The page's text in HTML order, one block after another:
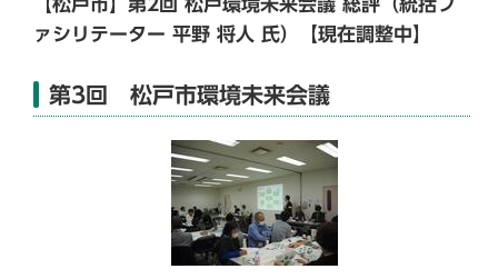
ァシリテーター 平野 将人 氏）【現在調整中】
第3回 松戸市環境未来会議